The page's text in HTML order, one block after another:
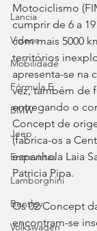
Lancia
Videos
Mobilidade
Fórmula E
BMW
Jeep
Entrevistas
Lamborghini
Bentley
Volkswagen
Motociclismo
cumprir de 6 a
com mais 5000
territórios
apresenta-se na
vez, também de
entregando o
Concept de
(fabrica-os a
espanhola Laia
Patricia Pipa.
Os 02 Concept
encontram-se